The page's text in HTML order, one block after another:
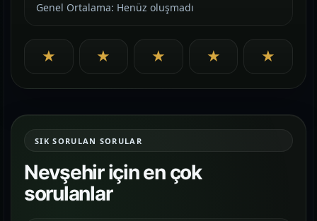
Genel Ortalama: Henüz oluşmadı
★ ★ ★ ★ ★
SIK SORULAN SORULAR
Nevşehir için en çok
sorulanlar